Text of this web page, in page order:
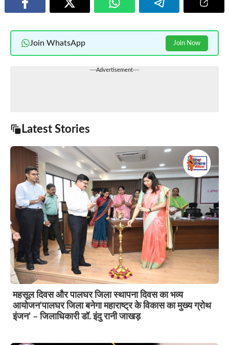
Join WhatsApp Join Now
---Advertisement---
Latest Stories
महसूल दिवस और पालघर जिला स्थापना दिवस का भव्य
आयोजन’पालघर जिला बनेगा महाराष्ट्र के विकास का मुख्य ग्रोथ
इंजन’ – जिलाधिकारी डॉ. इंदु रानी जाखड़